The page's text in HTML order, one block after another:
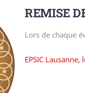
REMISE
Lors de chaque
EPSIC